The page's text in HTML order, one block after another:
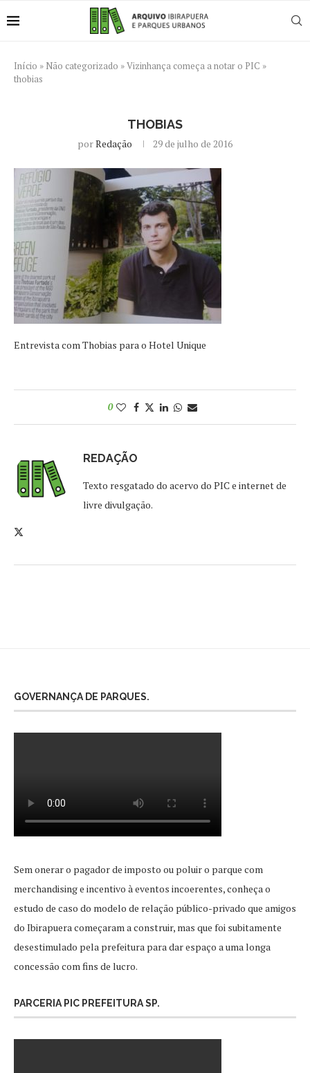
Início » Não categorizado »Vizinhança começa a notar o PIC »
thobias
THOBIAS
porRedação 29 de julho de 2016
Entrevista com Thobias para o Hotel Unique
0
REDAÇÃO
Texto resgatado do acervo do PIC e internet de
livre divulgação.
GOVERNANÇA DE PARQUES.
Sem onerar o pagador de imposto ou poluir o parque com
merchandising e incentivo à eventos incoerentes, conheça o
estudo de caso do modelo de relação público-privado que amigos
do Ibirapuera começaram a construir, mas que foi subitamente
desestimulado pela prefeitura para dar espaço a uma longa
concessão com fins de lucro.
PARCERIA PIC PREFEITURA SP.